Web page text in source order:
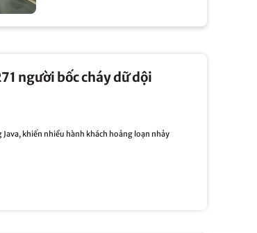
người bốc cháy dữ dội
khiến nhiều hành khách hoảng loạn nhảy